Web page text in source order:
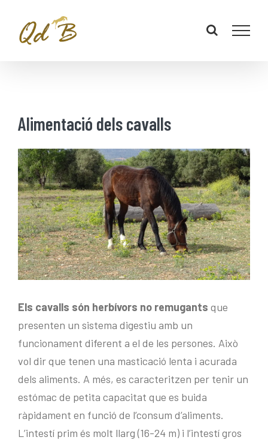
Alimentació dels cavalls
Els cavalls són herbívors no remugants que
presenten un sistema digestiu amb un
funcionament diferent a el de les persones. Això
vol dir que tenen una masticació lenta i acurada
dels aliments. A més, es caracteritzen per tenir un
estómac de petita capacitat que es buida
ràpidament en funció de l’consum d’aliments.
L’intestí prim és molt llarg (16-24 m) i l’intestí gros